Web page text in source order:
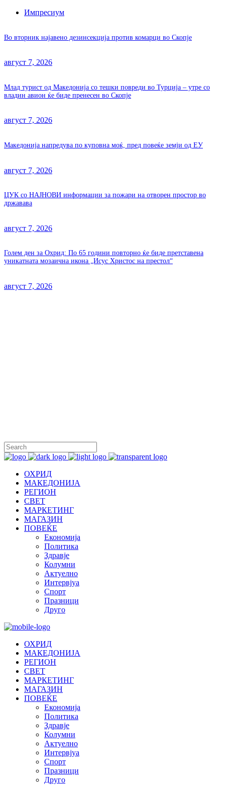
Импресиум
Во вторник најавено дезинсекција против комарци во Скопје
август 7, 2026
Млад турист од Македонија со тешки повреди во Турција – утре со
владин авион ќе биде пренесен во Скопје
август 7, 2026
Македонија напредува по куповна моќ, пред повеќе земји од ЕУ
август 7, 2026
ЦУК со НАЈНОВИ информации за пожари на отворен простор во
државава
август 7, 2026
Голем ден за Охрид: По 65 години повторно ќе биде претставена
уникатната мозаична икона „Исус Христос на престол“
август 7, 2026
ОХРИД
МАКЕДОНИЈА
РЕГИОН
СВЕТ
МАРКЕТИНГ
МАГАЗИН
ПОВЕЌЕ
Економија
Политика
Здравје
Колумни
Актуелно
Интервјуа
Спорт
Празници
Друго
ОХРИД
МАКЕДОНИЈА
РЕГИОН
СВЕТ
МАРКЕТИНГ
МАГАЗИН
ПОВЕЌЕ
Економија
Политика
Здравје
Колумни
Актуелно
Интервјуа
Спорт
Празници
Друго